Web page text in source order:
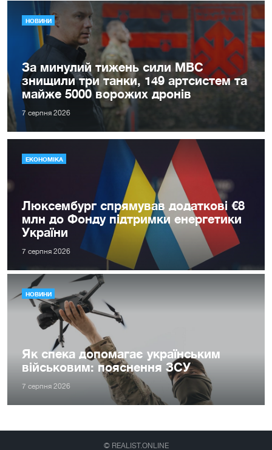
НОВИНИ
За минулий тижень сили МВС
знищили три танки, 149 артсистем та
майже 5000 ворожих дронів
7 серпня 2026
ЕКОНОМІКА
Люксембург спрямував додаткові €8
млн до Фонду підтримки енергетики
України
7 серпня 2026
НОВИНИ
Як спека допомагає українським
військовим: пояснення ЗСУ
7 серпня 2026
© REALIST.ONLINE